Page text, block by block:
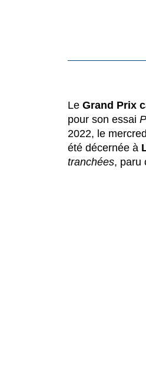
Le Grand Prix
pour son essai
2022, le
été décernée à
tranchées, paru